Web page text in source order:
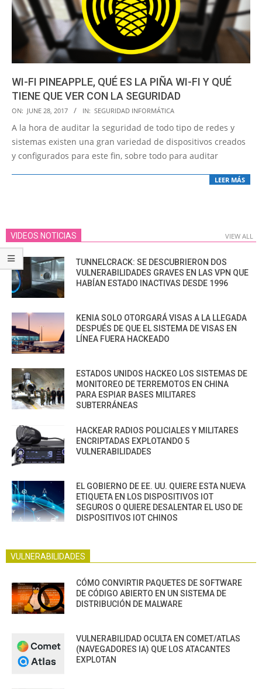
WI-FI PINEAPPLE, QUÉ ES LA PIÑA WI-FI Y QUÉ
TIENE QUE VER CON LA SEGURIDAD
2017-
06-
28
ON: JUNE 28, 2017 IN: SEGURIDAD INFORMÁTICA
A la hora de auditar la seguridad de todo tipo de redes y
sistemas existen una gran variedad de dispositivos creados
y configurados para este fin, sobre todo para auditar
LEER MÁS
VIDEOS NOTICIAS VIEW ALL
TUNNELCRACK: SE DESCUBRIERON DOS
VULNERABILIDADES GRAVES EN LAS VPN QUE
HABÍAN ESTADO INACTIVAS DESDE 1996
KENIA SOLO OTORGARÁ VISAS A LA LLEGADA
DESPUÉS DE QUE EL SISTEMA DE VISAS EN
LÍNEA FUERA HACKEADO
ESTADOS UNIDOS HACKEO LOS SISTEMAS DE
MONITOREO DE TERREMOTOS EN CHINA
PARA ESPIAR BASES MILITARES
SUBTERRÁNEAS
HACKEAR RADIOS POLICIALES Y MILITARES
ENCRIPTADAS EXPLOTANDO 5
VULNERABILIDADES
EL GOBIERNO DE EE. UU. QUIERE ESTA NUEVA
ETIQUETA EN LOS DISPOSITIVOS IOT
SEGUROS O QUIERE DESALENTAR EL USO DE
DISPOSITIVOS IOT CHINOS
VULNERABILIDADES
CÓMO CONVIRTIR PAQUETES DE SOFTWARE
DE CÓDIGO ABIERTO EN UN SISTEMA DE
DISTRIBUCIÓN DE MALWARE
VULNERABILIDAD OCULTA EN COMET/ATLAS
(NAVEGADORES IA) QUE LOS ATACANTES
EXPLOTAN